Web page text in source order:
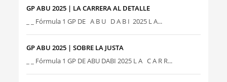
GP ABU 2025 | LA CARRERA AL DETALLE
_ _ Fórmula 1 GP DE A B U D A B I 2025 L A...
GP ABU 2025 | SOBRE LA JUSTA
_ _ Fórmula 1 GP DE ABU DABI 2025 L A C A R R...